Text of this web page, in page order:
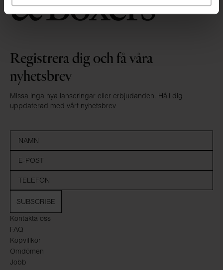
Kontakta oss
FAQ
Köpvillkor
Omdömen
Jobb
Registrera dig och få våra
nyhetsbrev
Missa inga nya lanseringar eller erbjudanden. Håll dig
uppdaterad med vårt nyhetsbrev
SUBSCRIBE